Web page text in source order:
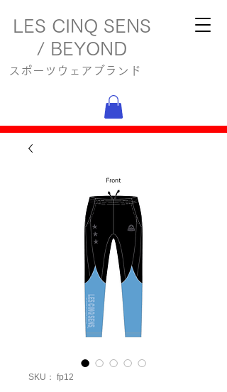
LES CINQ SENS
/ BEYOND
スポーツウェアブランド
SKU： fp12